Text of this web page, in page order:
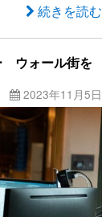
続きを読む
ウォール街を
2023年11月5日